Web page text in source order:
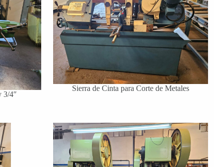
3/4″
Sierra de Cinta para Corte de Metales